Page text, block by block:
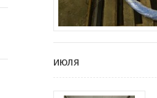
июля